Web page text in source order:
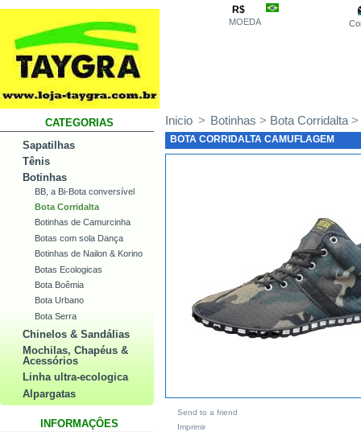
R$
MOEDA
CATEGORIAS
Sapatilhas
Tênis
Botinhas
BB, a Bi-Bota conversível
Bota Corridalta
Botinhas de Camurcinha
Botas com sola Dança
Botinhas de Nailon & Korino
Botas Ecologicas
Bota Boêmia
Bota Urbano
Bota Serra
Chinelos & Sandálias
Mochilas, Chapéus &
Acessórios
Linha ultra-ecologica
Alpargatas
INFORMAÇÔES
Inicio > Botinhas > Bota Corridalta >
BOTA CORRIDALTA CAMUFLAGEM
Send to a friend
Imprimir